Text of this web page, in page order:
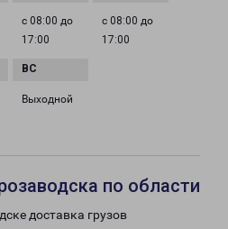
с 08:00 до
17:00
с 08:00 до
17:00
Выходной
по области
доставка грузов